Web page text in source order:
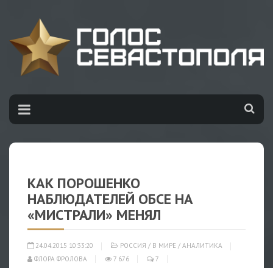
КАК ПОРОШЕНКО
НАБЛЮДАТЕЛЕЙ ОБСЕ НА
«МИСТРАЛИ» МЕНЯЛ
24.04.2015 10:33:20 РОССИЯ / В МИРЕ / АНАЛИТИКА
ФЛОРА ФРОЛОВА
7 676 7